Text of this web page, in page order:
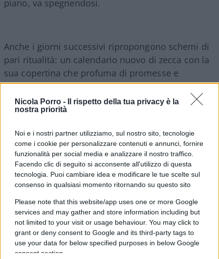
Nicola Porro -
Il rispetto della tua privacy è la
nostra priorità
Noi e i nostri partner utilizziamo, sul nostro sito, tecnologie
come i cookie per personalizzare contenuti e annunci, fornire
funzionalità per social media e analizzare il nostro traffico.
Facendo clic di seguito si acconsente all'utilizzo di questa
tecnologia. Puoi cambiare idea e modificare le tue scelte sul
consenso in qualsiasi momento ritornando su questo sito
Please note that this website/app uses one or more Google
services and may gather and store information including but
not limited to your visit or usage behaviour. You may click to
grant or deny consent to Google and its third-party tags to
use your data for below specified purposes in below Google
consent section.
piano, va spegnendosi.
Anche i giorni successivi ripropongono schemi di
pari ritualità: un calendario nuovo di zecca con la
sua copertina che profuma di promesse e
l’agenda illibata con le pagine color bianco latte,
che sporcheremo di vita, raccontano della nuova
alba che avanza.
Penso tra me e me: è di nuovo l’Inizio. E l’inizio di
ogni cosa porta sempre con sé quellavoglia
mattadi ricominciare dalprimo rigo. E allora,
superato il frastuono delle feste, ci si adopera per
organizza per proiettarsi in avanti, pianificando
impegni e progettando eventi, elencati per
priorità.